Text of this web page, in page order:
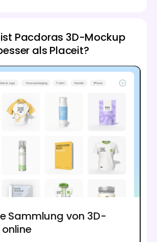
Pacdoras 3D-Mockup
als Placeit?
Sammlung von 3D-